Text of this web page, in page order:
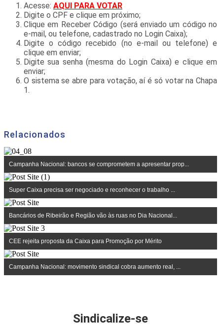
Acesse: AQUI PARA VOTAR
Digite o CPF e clique em próximo;
Clique em Receber Código (será enviado um código no
e-mail, ou telefone, cadastrado no Login Caixa);
Digite o código recebido (no e-mail ou telefone) e
clique em enviar;
Digite sua senha (mesma do Login Caixa) e clique em
enviar;
O sistema se abre para votação, aí é só votar na Chapa
1.
Relacionados
Campanha Nacional: bancos se comprometem a apresentar prop...
Super Caixa precisa ser negociado e reconhecer o trabalho ...
Bancários de Ribeirão e Região vão às ruas no Dia Nacional...
CEE rejeita proposta da Caixa para Promoção por Mérito
Campanha Nacional: movimento sindical cobra aumento real, ...
Sindicalize-se